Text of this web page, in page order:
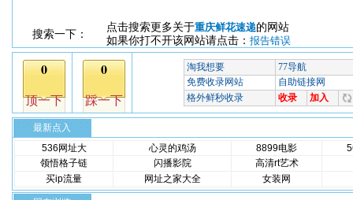
搜索一下：
点击搜索更多关于重庆鲜花速递的网站
如果你打不开该网站请点击： 报告错误
最新点入
536网址大
心灵的鸡汤 8899电影
领悟格子链
闪播影院
高清rt艺术
买ip流量
网址之家大全 女装网